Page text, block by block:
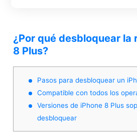
¿Por qué desbloquear la
8 Plus?
Pasos para desbloquear un
Compatible con todos los
Versiones de iPhone 8 Plus
desbloquear